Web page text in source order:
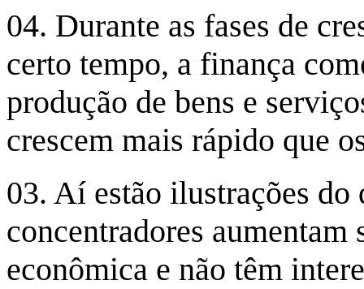
04. Durante as fases de
certo tempo, a finança
produção de bens e
crescem mais rápido que
03. Aí estão ilustrações do
concentradores aumentam
econômica e não têm